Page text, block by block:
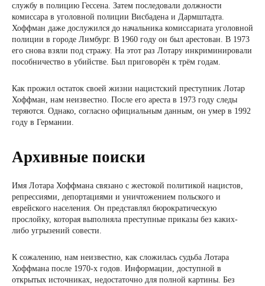
службу в полицию Гессена. Затем последовали должности
комиссара в уголовной полиции Висбадена и Дармштадта.
Хоффман даже дослужился до начальника комиссариата уголовной
полиции в городе Лимбург. В 1960 году он был арестован. В 1973
его снова взяли под стражу. На этот раз Лотару инкриминировали
пособничество в убийстве. Был приговорён к трём годам.
Как прожил остаток своей жизни нацистский преступник Лотар
Хоффман, нам неизвестно. После его ареста в 1973 году следы
теряются. Однако, согласно официальным данным, он умер в 1992
году в Германии.
Архивные поиски
Имя Лотара Хоффмана связано с жестокой политикой нацистов,
репрессиями, депортациями и уничтожением польского и
еврейского населения. Он представлял бюрократическую
прослойку, которая выполняла преступные приказы без каких-
либо угрызений совести.
К сожалению, нам неизвестно, как сложилась судьба Лотара
Хоффмана после 1970-х годов. Информации, доступной в
открытых источниках, недостаточно для полной картины. Без